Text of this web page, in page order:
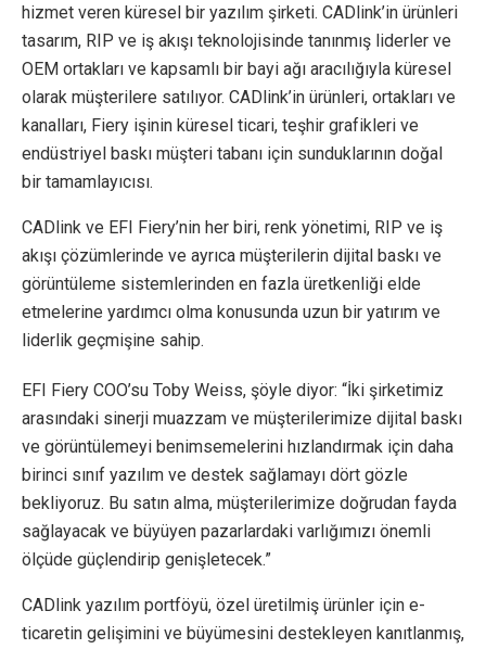
hizmet veren küresel bir yazılım şirketi. CADlink’in ürünleri
tasarım, RIP ve iş akışı teknolojisinde tanınmış liderler ve
OEM ortakları ve kapsamlı bir bayi ağı aracılığıyla küresel
olarak müşterilere satılıyor. CADlink’in ürünleri, ortakları ve
kanalları, Fiery işinin küresel ticari, teşhir grafikleri ve
endüstriyel baskı müşteri tabanı için sunduklarının doğal
bir tamamlayıcısı.
CADlink ve EFI Fiery’nin her biri, renk yönetimi, RIP ve iş
akışı çözümlerinde ve ayrıca müşterilerin dijital baskı ve
görüntüleme sistemlerinden en fazla üretkenliği elde
etmelerine yardımcı olma konusunda uzun bir yatırım ve
liderlik geçmişine sahip.
EFI Fiery COO’su Toby Weiss, şöyle diyor: “İki şirketimiz
arasındaki sinerji muazzam ve müşterilerimize dijital baskı
ve görüntülemeyi benimsemelerini hızlandırmak için daha
birinci sınıf yazılım ve destek sağlamayı dört gözle
bekliyoruz. Bu satın alma, müşterilerimize doğrudan fayda
sağlayacak ve büyüyen pazarlardaki varlığımızı önemli
ölçüde güçlendirip genişletecek.”
CADlink yazılım portföyü, özel üretilmiş ürünler için e-
ticaretin gelişimini ve büyümesini destekleyen kanıtlanmış,